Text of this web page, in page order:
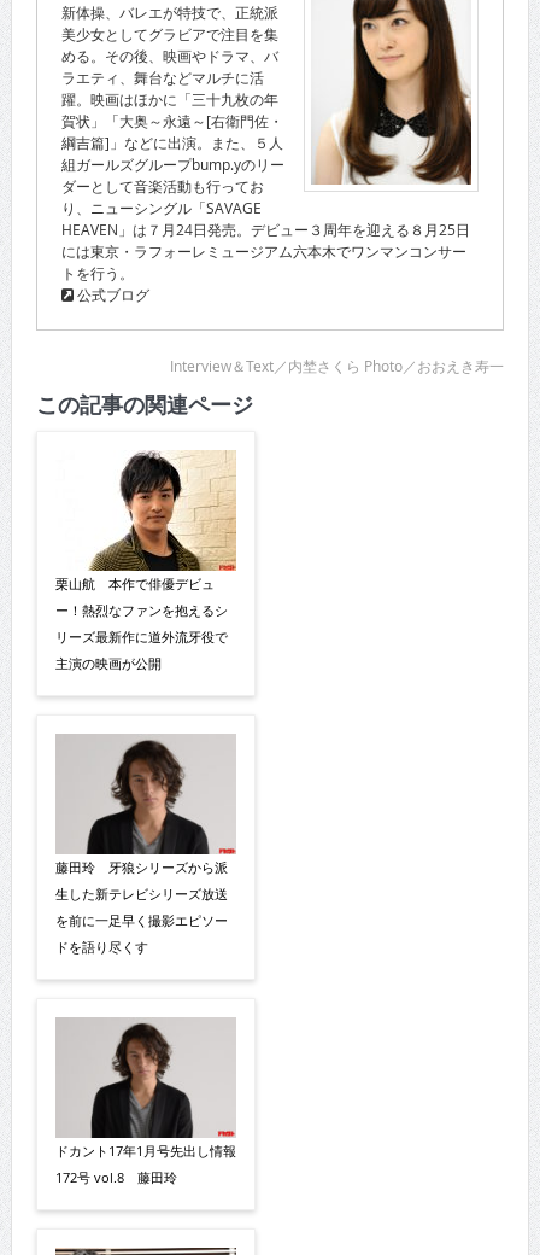
新体操、バレエが特技で、正統派
美少女としてグラビアで注目を集
める。その後、映画やドラマ、バ
ラエティ、舞台などマルチに活
躍。映画はほかに「三十九枚の年
賀状」「大奥～永遠～[右衛門佐・
綱吉篇]」などに出演。また、５人
組ガールズグループbump.yのリー
ダーとして音楽活動も行ってお
り、ニューシングル「SAVAGE
HEAVEN」は７月24日発売。デビュー３周年を迎える８月25日
には東京・ラフォーレミュージアム六本木でワンマンコンサー
トを行う。
公式ブログ
Interview＆Text／内埜さくら Photo／おおえき寿一
この記事の関連ページ
栗山航 本作で俳優デビュ
ー！熱烈なファンを抱えるシ
リーズ最新作に道外流牙役で
主演の映画が公開
藤田玲 牙狼シリーズから派
生した新テレビシリーズ放送
を前に一足早く撮影エピソー
ドを語り尽くす
ドカント17年1月号先出し情報
172号 vol.8 藤田玲